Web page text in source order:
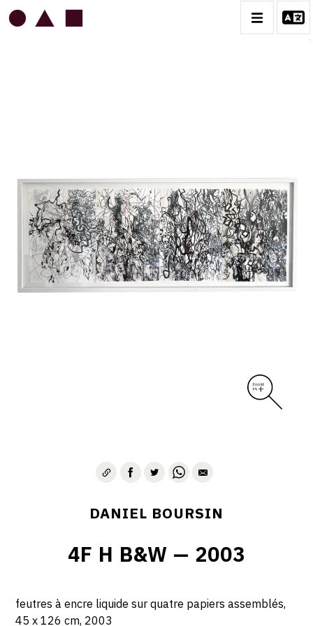
CATALOGUE DES OEUVRES
1 DESSINS ET LAVIS SUR PAPIER
2 ART DIGITAL & JOURNAL PHOTOGRAPHIQUE
3 CÉRAMIQUE & OBJETS
4 ARCHIVES
DANIEL BOURSIN
4F H B&W — 2003
feutres à encre liquide sur quatre papiers assemblés,
45 x 126 cm, 2003